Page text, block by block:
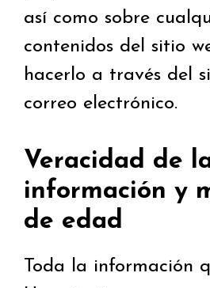
así como sobre
contenidos del sitio
hacerlo a través del
correo electrónico.
Veracidad de
información y
de edad
Toda la información